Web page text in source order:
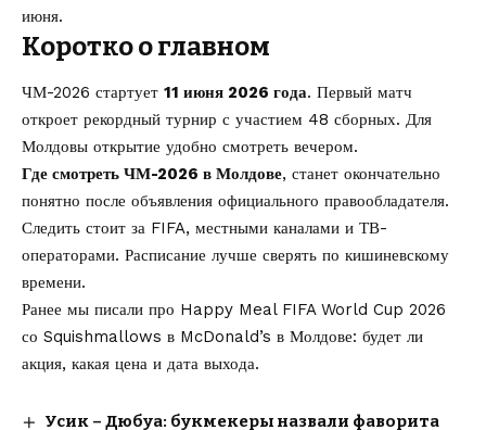
июня.
Коротко о главном
ЧМ-2026 стартует 11 июня 2026 года. Первый матч
откроет рекордный турнир с участием 48 сборных. Для
Молдовы открытие удобно смотреть вечером.
Где смотреть ЧМ-2026 в Молдове, станет окончательно
понятно после объявления официального правообладателя.
Следить стоит за FIFA, местными каналами и ТВ-
операторами. Расписание лучше сверять по кишиневскому
времени.
Ранее мы писали про Happy Meal FIFA World Cup 2026
со Squishmallows в McDonald’s в Молдове: будет ли
акция, какая цена и дата выхода.
Усик – Дюбуа: букмекеры назвали фаворита